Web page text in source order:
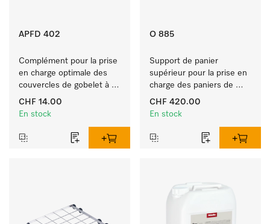
APFD 402
Complément pour la prise
en charge optimale des
couvercles de gobelet à
médicaments.
CHF 14.00
En stock
O 885
Support de panier
supérieur pour la prise en
charge des paniers de
dimensions 50 x 50 cm.
CHF 420.00
En stock